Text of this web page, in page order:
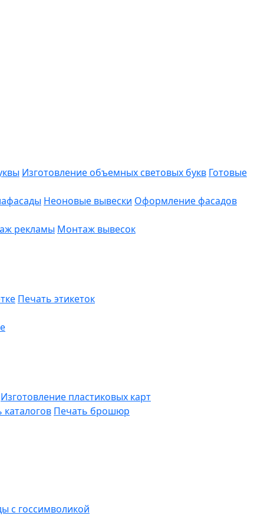
Изготовление объемных световых букв Готовые
Неоновые вывески Оформление фасадов
рекламы Монтаж вывесок
Печать этикеток
Изготовление пластиковых карт
каталогов Печать брошюр
с госсимволикой